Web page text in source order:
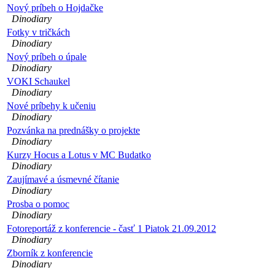
Nový príbeh o Hojdačke
Dinodiary
Fotky v tričkách
Dinodiary
Nový príbeh o úpale
Dinodiary
VOKI Schaukel
Dinodiary
Nové príbehy k učeniu
Dinodiary
Pozvánka na prednášky o projekte
Dinodiary
Kurzy Hocus a Lotus v MC Budatko
Dinodiary
Zaujímavé a úsmevné čítanie
Dinodiary
Prosba o pomoc
Dinodiary
Fotoreportáž z konferencie - časť 1 Piatok 21.09.2012
Dinodiary
Zborník z konferencie
Dinodiary